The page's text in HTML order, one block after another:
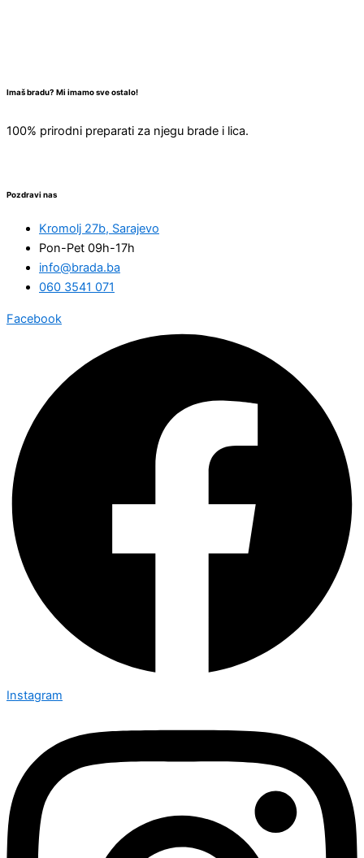
Imaš bradu? Mi imamo sve ostalo!
100% prirodni preparati za njegu brade i lica.
Pozdravi nas
Kromolj 27b, Sarajevo
Pon-Pet 09h-17h
info@brada.ba
060 3541 071
Facebook
Instagram